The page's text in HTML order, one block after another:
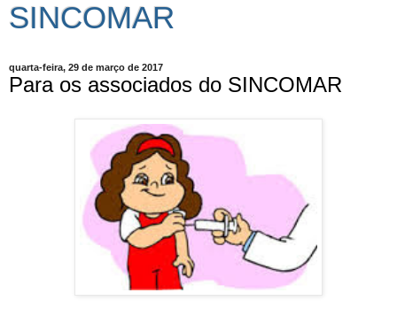
SINCOMAR
quarta-feira, 29 de março de 2017
Para os associados do SINCOMAR